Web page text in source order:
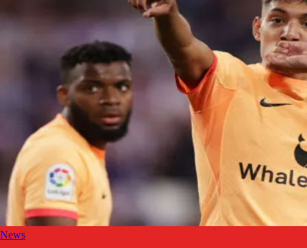
News